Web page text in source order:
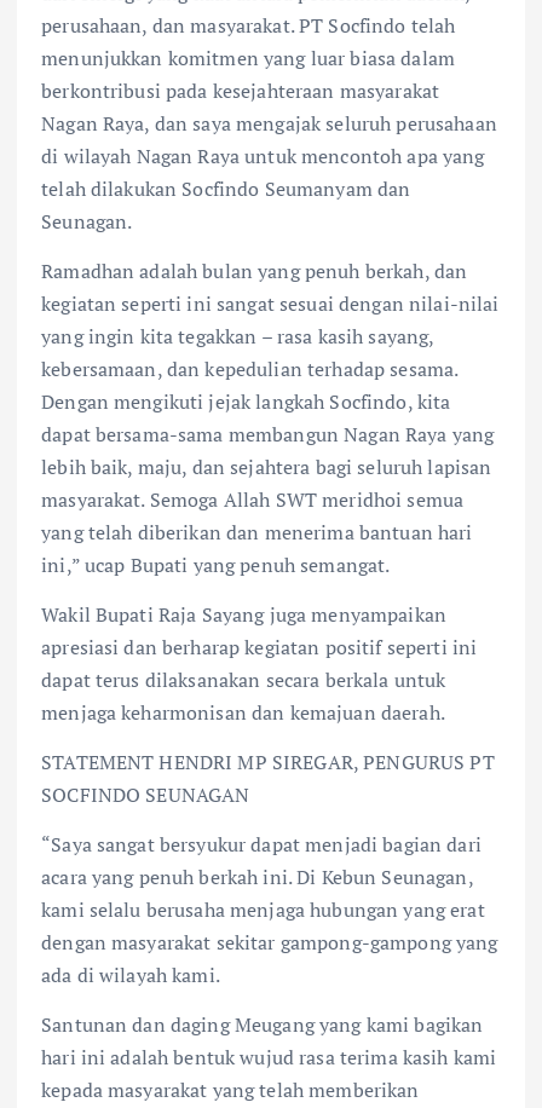
perusahaan, dan masyarakat. PT Socfindo telah
menunjukkan komitmen yang luar biasa dalam
berkontribusi pada kesejahteraan masyarakat
Nagan Raya, dan saya mengajak seluruh perusahaan
di wilayah Nagan Raya untuk mencontoh apa yang
telah dilakukan Socfindo Seumanyam dan
Seunagan.
Ramadhan adalah bulan yang penuh berkah, dan
kegiatan seperti ini sangat sesuai dengan nilai-nilai
yang ingin kita tegakkan – rasa kasih sayang,
kebersamaan, dan kepedulian terhadap sesama.
Dengan mengikuti jejak langkah Socfindo, kita
dapat bersama-sama membangun Nagan Raya yang
lebih baik, maju, dan sejahtera bagi seluruh lapisan
masyarakat. Semoga Allah SWT meridhoi semua
yang telah diberikan dan menerima bantuan hari
ini,” ucap Bupati yang penuh semangat.
Wakil Bupati Raja Sayang juga menyampaikan
apresiasi dan berharap kegiatan positif seperti ini
dapat terus dilaksanakan secara berkala untuk
menjaga keharmonisan dan kemajuan daerah.
STATEMENT HENDRI MP SIREGAR, PENGURUS PT
SOCFINDO SEUNAGAN
“Saya sangat bersyukur dapat menjadi bagian dari
acara yang penuh berkah ini. Di Kebun Seunagan,
kami selalu berusaha menjaga hubungan yang erat
dengan masyarakat sekitar gampong-gampong yang
ada di wilayah kami.
Santunan dan daging Meugang yang kami bagikan
hari ini adalah bentuk wujud rasa terima kasih kami
kepada masyarakat yang telah memberikan